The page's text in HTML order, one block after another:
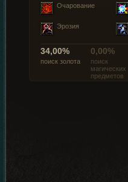
Очарование
Эрозия
34,00%
поиск золота
0,00%
поиск
магических
предметов